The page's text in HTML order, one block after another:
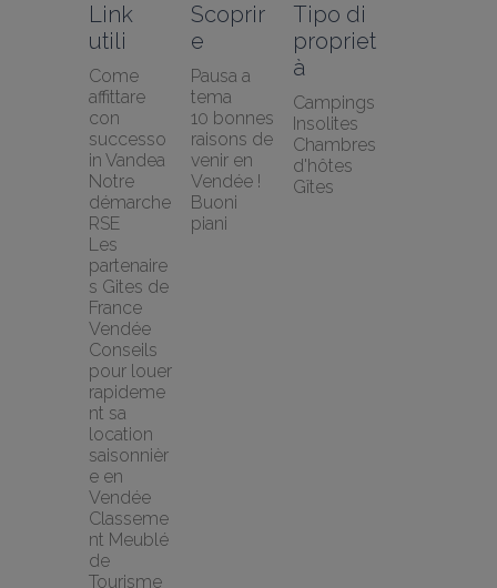
Link
utili
Come
affittare
con
successo
in Vandea
Notre
démarche
RSE
Les
partenaire
s Gites de
France
Vendée
Conseils
pour louer
rapideme
nt sa
location
saisonnièr
e en
Vendée
Classeme
nt Meublé
de
Tourisme
Scoprir
e
Pausa a
tema
10 bonnes
raisons de
venir en
Vendée !
Buoni
piani
Tipo di
propriet
à
Campings
Insolites
Chambres
d'hôtes
Gîtes